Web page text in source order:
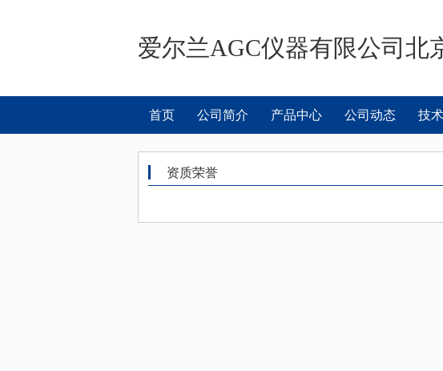
爱尔兰AGC仪器有限公司北
首页 公司简介 产品中心 公司动态 技
资质荣誉